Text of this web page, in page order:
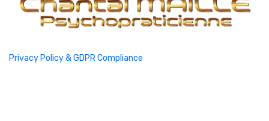
Privacy Policy & GDPR Compliance